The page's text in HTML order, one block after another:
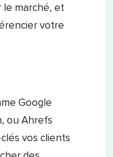
le marché, et
votre
Google
ou Ahrefs
vos clients